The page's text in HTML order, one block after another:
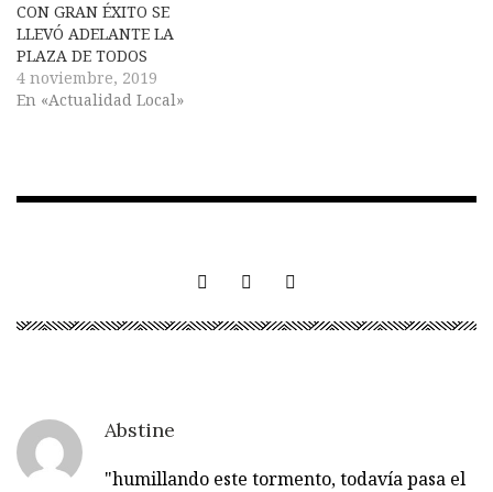
CON GRAN ÉXITO SE
LLEVÓ ADELANTE LA
PLAZA DE TODOS
4 noviembre, 2019
En «Actualidad Local»
Abstine
"humillando este tormento, todavía pasa el